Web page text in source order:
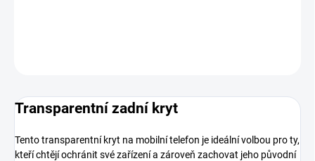
Transparentní zadní kryt
Tento transparentní kryt na mobilní telefon je ideální volbou pro ty,
kteří chtějí ochránit své zařízení a zároveň zachovat jeho původní